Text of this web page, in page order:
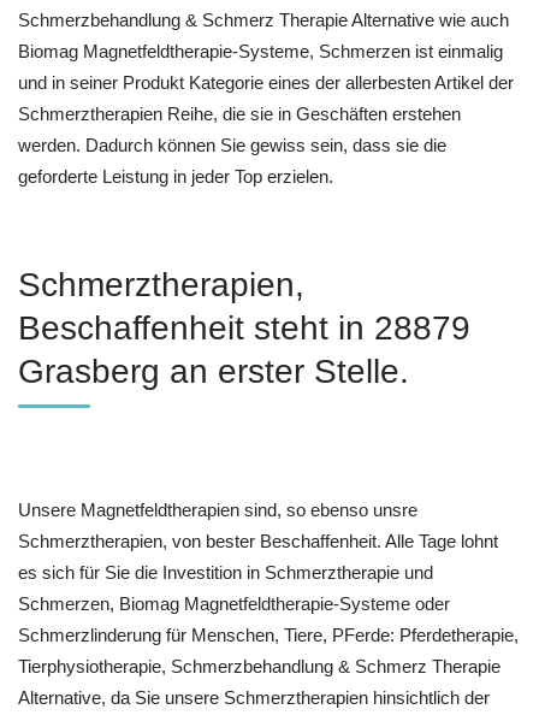
Schmerzbehandlung & Schmerz Therapie Alternative wie auch
Biomag Magnetfeldtherapie-Systeme, Schmerzen ist einmalig
und in seiner Produkt Kategorie eines der allerbesten Artikel der
Schmerztherapien Reihe, die sie in Geschäften erstehen
werden. Dadurch können Sie gewiss sein, dass sie die
geforderte Leistung in jeder Top erzielen.
Schmerztherapien,
Beschaffenheit steht in 28879
Grasberg an erster Stelle.
Unsere Magnetfeldtherapien sind, so ebenso unsre
Schmerztherapien, von bester Beschaffenheit. Alle Tage lohnt
es sich für Sie die Investition in Schmerztherapie und
Schmerzen, Biomag Magnetfeldtherapie-Systeme oder
Schmerzlinderung für Menschen, Tiere, PFerde: Pferdetherapie,
Tierphysiotherapie, Schmerzbehandlung & Schmerz Therapie
Alternative, da Sie unsere Schmerztherapien hinsichtlich der